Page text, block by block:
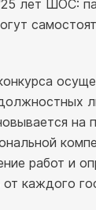
лет ШОС:
на
работ и
каждого